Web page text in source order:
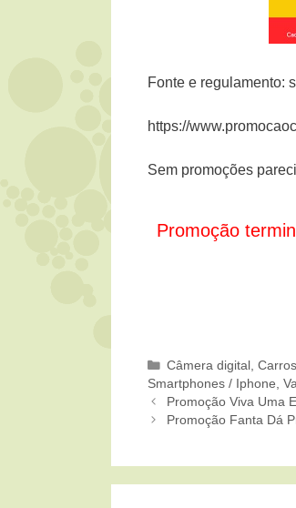
Fonte e regulamento:
https://
Sem promoções
Promoção
Categorias
Câmera digital ,
Smartphones / Iphone
Promoção Viva Uma
Promoção Fanta Dá